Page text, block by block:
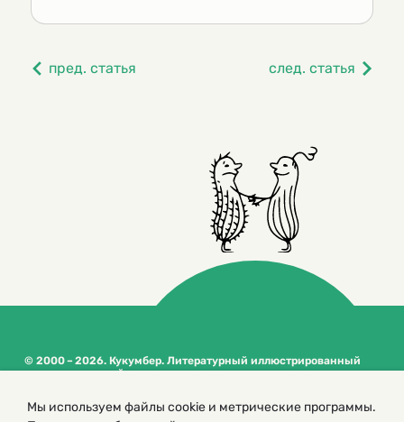
пред. статья след. статья
© 2000 – 2026. Кукумбер. Литературный иллюстрированный
журнал для детей
сайта
Мы используем файлы cookie и метрические программы.